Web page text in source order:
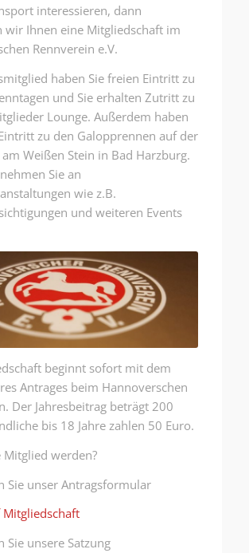
interessieren, dann
wir Ihnen eine Mitgliedschaft im
Rennverein e.V.
haben Sie freien Eintritt zu
und Sie erhalten Zutritt zu
Lounge. Außerdem haben
zu den Galopprennen auf der
Weißen Stein in Bad Harzburg.
Sie an
wie z.B.
und weiteren Events
beginnt sofort mit dem
Antrages beim Hannoverschen
Der Jahresbeitrag beträgt 200
bis 18 Jahre zahlen 50 Euro.
Mitglied werden?
Sie unser Antragsformular
Sie unsere Satzung